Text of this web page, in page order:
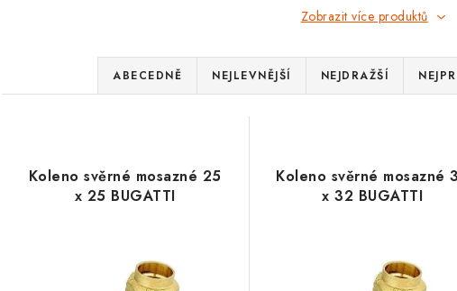
Zobrazit více produktů
Ř
a
e
n
ABECEDNĚ NEJLEVNĚJŠÍ NEJDRAŽŠÍ
Koleno svěrné mosazné 25
x 25 BUGATTI
Koleno svěrné mosazné
x 32 BUGATTI